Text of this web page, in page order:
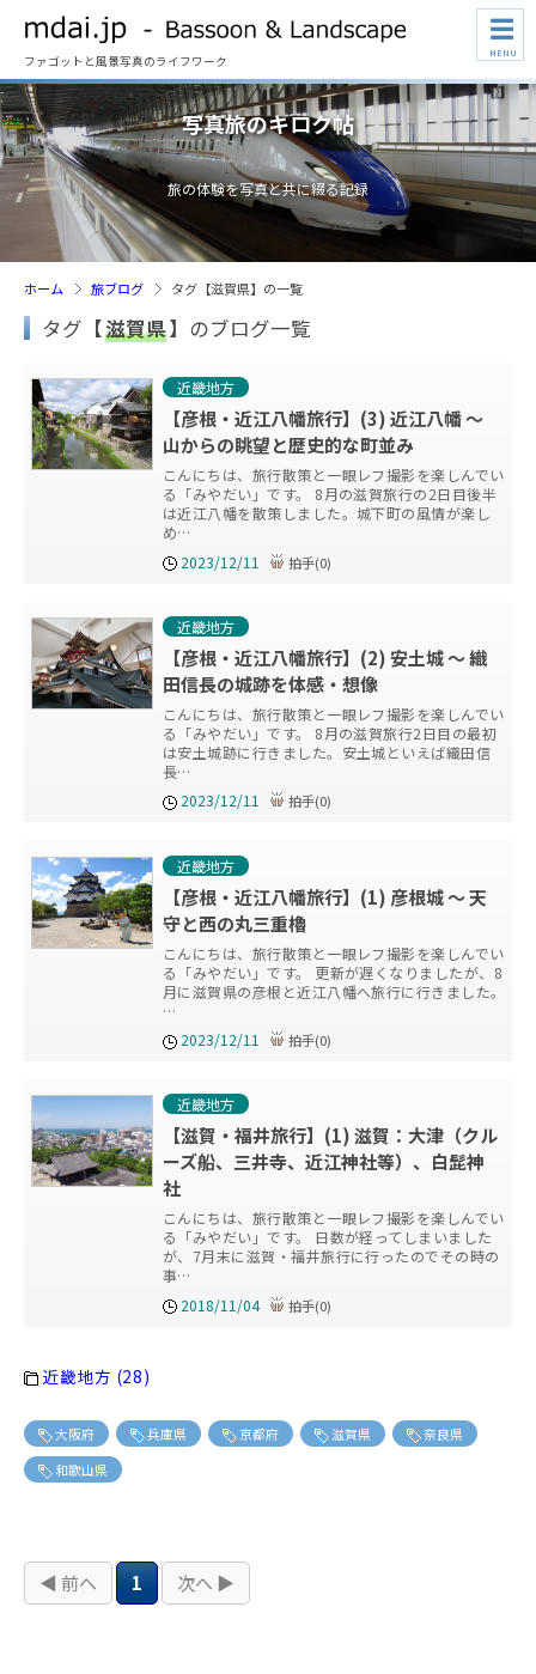
ファゴットと風景写真のライフワーク
☰
MENU
写真旅のキロク帖
旅の体験を写真と共に綴る記録
ホーム 旅ブログ タグ【滋賀県】の一覧
タグ【滋賀県】のブログ一覧
近畿地方
【彦根・近江八幡旅行】(3) 近江八幡 ～
山からの眺望と歴史的な町並み
こんにちは、旅行散策と一眼レフ撮影を楽しんでい
る「みやだい」です。 8月の滋賀旅行の2日目後半
は近江八幡を散策しました。城下町の風情が楽し
め…
2023/12/11
拍手(0)
近畿地方
【彦根・近江八幡旅行】(2) 安土城 ～ 織
田信長の城跡を体感・想像
こんにちは、旅行散策と一眼レフ撮影を楽しんでい
る「みやだい」です。 8月の滋賀旅行2日目の最初
は安土城跡に行きました。安土城といえば織田信
長…
2023/12/11
拍手(0)
近畿地方
【彦根・近江八幡旅行】(1) 彦根城 ～ 天
守と西の丸三重櫓
こんにちは、旅行散策と一眼レフ撮影を楽しんでい
る「みやだい」です。 更新が遅くなりましたが、8
月に滋賀県の彦根と近江八幡へ旅行に行きました。
…
2023/12/11
拍手(0)
近畿地方
【滋賀・福井旅行】(1) 滋賀：大津（クル
ーズ船、三井寺、近江神社等）、白髭神
社
こんにちは、旅行散策と一眼レフ撮影を楽しんでい
る「みやだい」です。 日数が経ってしまいました
が、7月末に滋賀・福井旅行に行ったのでその時の
事…
2018/11/04
拍手(0)
近畿地方 (28)
大阪府 兵庫県 京都府 滋賀県
奈良県
和歌山県
◀ 前へ 1 次へ ▶